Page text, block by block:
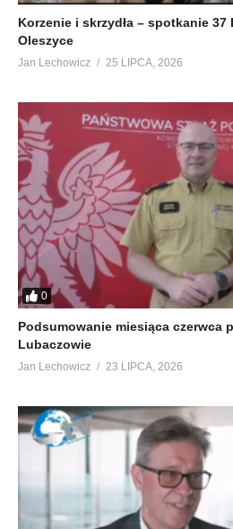
Korzenie i skrzydła – spotkanie 37
Oleszyce
Jan Lechowicz 25 LIPCA, 2026
0
Podsumowanie miesiąca czerwca
Lubaczowie
Jan Lechowicz 23 LIPCA, 2026